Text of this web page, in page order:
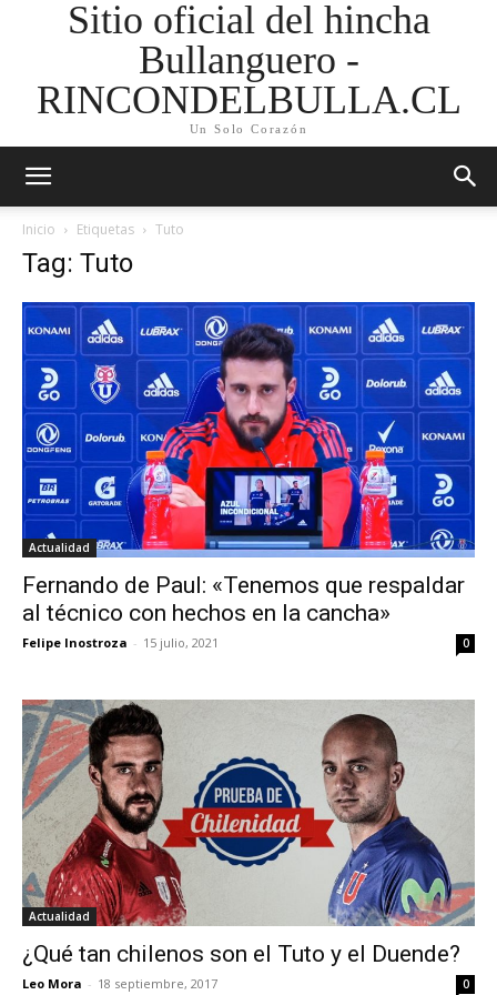
Sitio oficial del hincha
Bullanguero -
RINCONDELBULLA.CL
Un Solo Corazón
Inicio Etiquetas Tuto
Tag: Tuto
Actualidad
Fernando de Paul: «Tenemos que respaldar
al técnico con hechos en la cancha»
Felipe Inostroza - 15 julio, 2021 0
Actualidad
¿Qué tan chilenos son el Tuto y el Duende?
Leo Mora - 18 septiembre, 2017 0